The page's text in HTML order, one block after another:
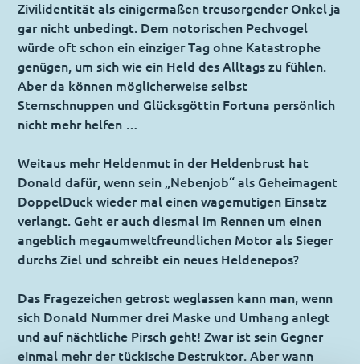
Zivilidentität als einigermaßen treusorgender Onkel ja
gar nicht unbedingt. Dem notorischen Pechvogel
würde oft schon ein einziger Tag ohne Katastrophe
genügen, um sich wie ein Held des Alltags zu fühlen.
Aber da können möglicherweise selbst
Sternschnuppen und Glücksgöttin Fortuna persönlich
nicht mehr helfen …
Weitaus mehr Heldenmut in der Heldenbrust hat
Donald dafür, wenn sein „Nebenjob“ als Geheimagent
DoppelDuck wieder mal einen wagemutigen Einsatz
verlangt. Geht er auch diesmal im Rennen um einen
angeblich megaumweltfreundlichen Motor als Sieger
durchs Ziel und schreibt ein neues Heldenepos?
Das Fragezeichen getrost weglassen kann man, wenn
sich Donald Nummer drei Maske und Umhang anlegt
und auf nächtliche Pirsch geht! Zwar ist sein Gegner
einmal mehr der tückische Destruktor. Aber wann